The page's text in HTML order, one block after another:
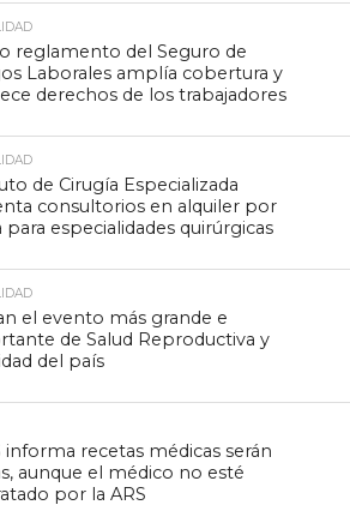
reglamento del Seguro de
Laborales amplía cobertura y
derechos de los trabajadores
de Cirugía Especializada
consultorios en alquiler por
para especialidades quirúrgicas
el evento más grande e
de Salud Reproductiva y
del país
informa recetas médicas serán
aunque el médico no esté
por la ARS